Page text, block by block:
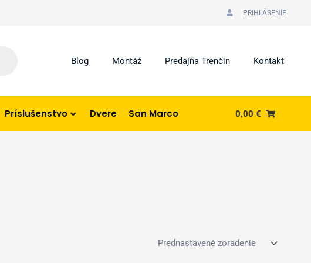
PRIHLÁSENIE
Blog Montáž Predajňa Trenčín Kontakt
Príslušenstvo Dvere San Marco 0,00€